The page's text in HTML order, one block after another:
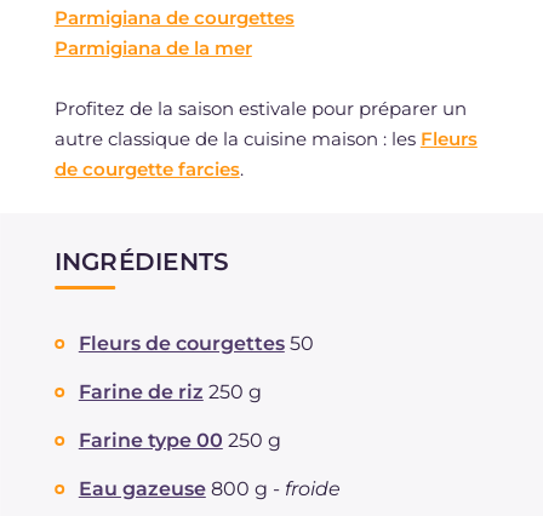
Parmigiana de courgettes
Parmigiana de la mer
Profitez de la saison estivale pour préparer un
autre classique de la cuisine maison : les Fleurs
de courgette farcies.
INGRÉDIENTS
Fleurs de courgettes 50
Farine de riz 250 g
Farine type 00 250 g
Eau gazeuse 800 g - froide